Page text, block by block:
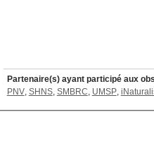
Partenaire(s) ayant participé aux
PNV, SHNS, SMBRC, UMSP,